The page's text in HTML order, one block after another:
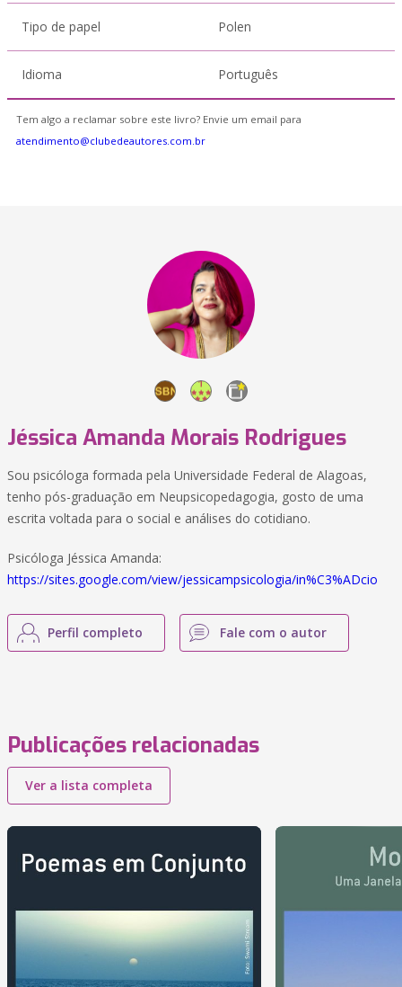
Tipo de papel Polen
Idioma Português
Tem algo a reclamar sobre este livro? Envie um email para
atendimento@clubedeautores.com.br
Jéssica Amanda Morais Rodrigues
Sou psicóloga formada pela Universidade Federal de Alagoas,
tenho pós-graduação em Neupsicopedagogia, gosto de uma
escrita voltada para o social e análises do cotidiano.
Psicóloga Jéssica Amanda:
https://sites.google.com/view/jessicampsicologia/in%C3%ADcio
Perfil completo Fale com o autor
Publicações relacionadas
Ver a lista completa